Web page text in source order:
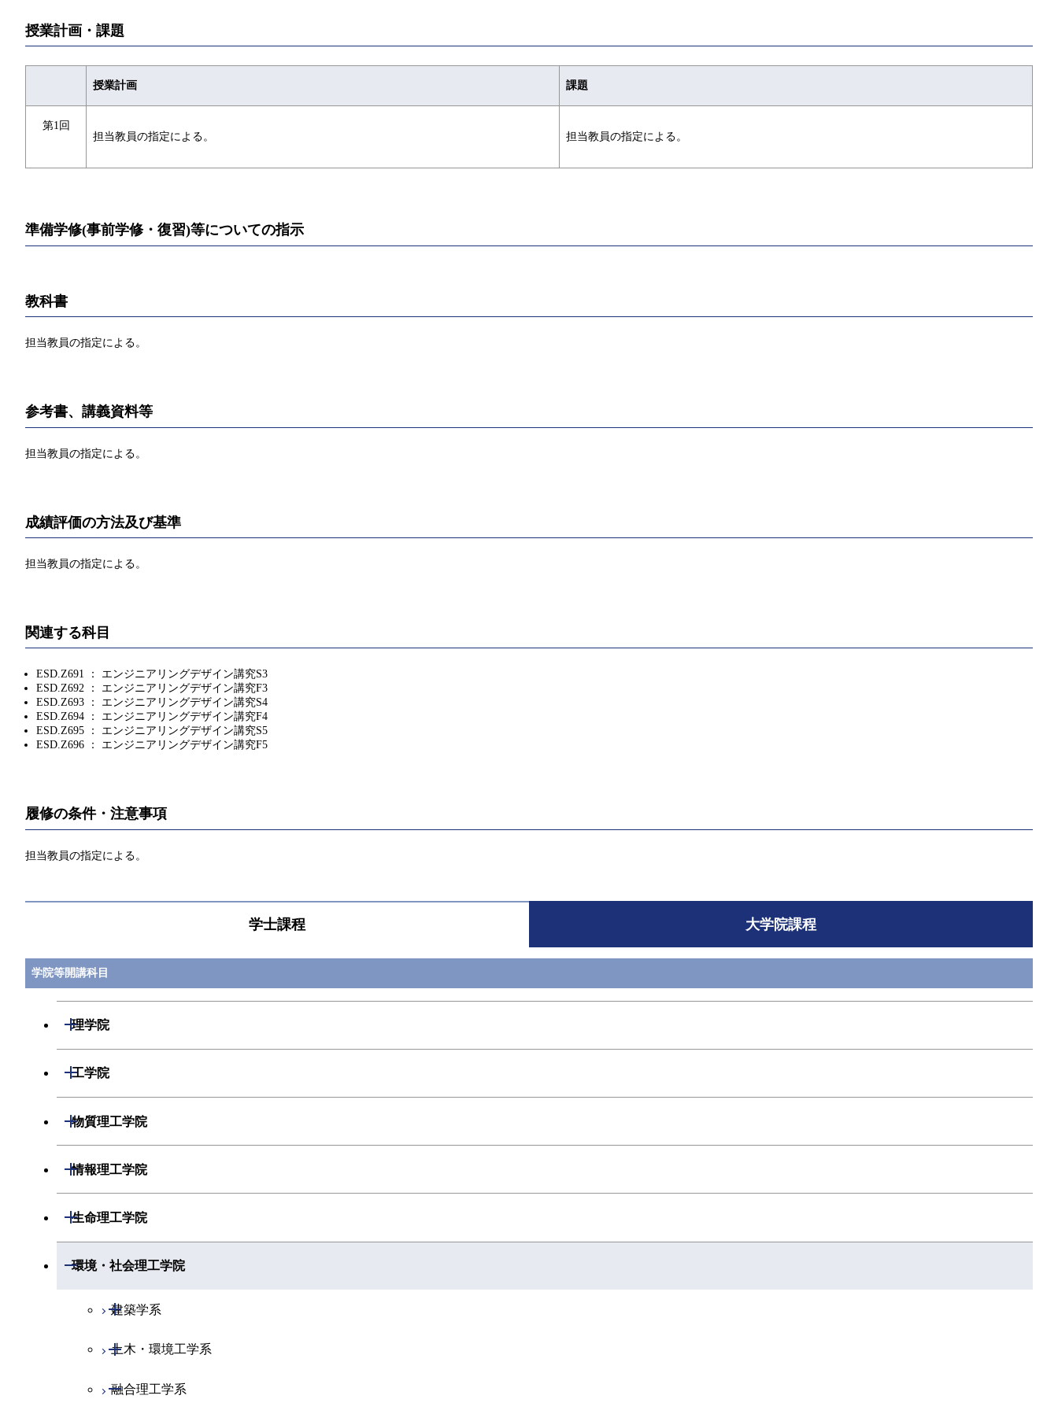
授業計画・課題
授業計画 課題
第1回
担当教員の指定による。
担当教員の指定による。
準備学修(事前学修・復習)等についての指示
教科書
担当教員の指定による。
参考書、講義資料等
担当教員の指定による。
成績評価の方法及び基準
担当教員の指定による。
関連する科目
ESD.Z691 ： エンジニアリングデザイン講究S3
ESD.Z692 ： エンジニアリングデザイン講究F3
ESD.Z693 ： エンジニアリングデザイン講究S4
ESD.Z694 ： エンジニアリングデザイン講究F4
ESD.Z695 ： エンジニアリングデザイン講究S5
ESD.Z696 ： エンジニアリングデザイン講究F5
履修の条件・注意事項
担当教員の指定による。
学士課程 大学院課程
学院等開講科目
理学院
開閉
物理学コース
化学系
開閉
エネルギー・情報コース
物質・情報卓越コース
地球生命コース
専門科目
工学院
開閉
機械系
開閉
エネルギーコース
エンジニアリングデザインコース
ライフエンジニアリングコース
原子核工学コース
人間医療科学技術コース
システム制御コース
人間医療科学技術コース
電気電子系
開閉
エネルギーコース
エネルギー・情報コース
ライフエンジニアリングコース
原子核工学コース
情報通信コース
エンジニアリングデザインコース
ライフエンジニアリングコース
人間医療科学技術コース
経営工学系
開閉
経営工学コース
エンジニアリングデザインコース
専門科目
物質理工学院
開閉
材料系
開閉
エネルギーコース
応用化学コース
専門科目
情報理工学院
開閉
数理・計算科学系
開閉
生命理工学院
開閉
生命理工学系
開閉
生命理工学コース
ライフエンジニアリングコース
地球生命コース
専門科目
環境・社会理工学院
開閉
建築学系
開閉
建築学コース
エンジニアリングデザインコース
土木・環境工学系
開閉
土木工学コース
融合理工学系
開閉